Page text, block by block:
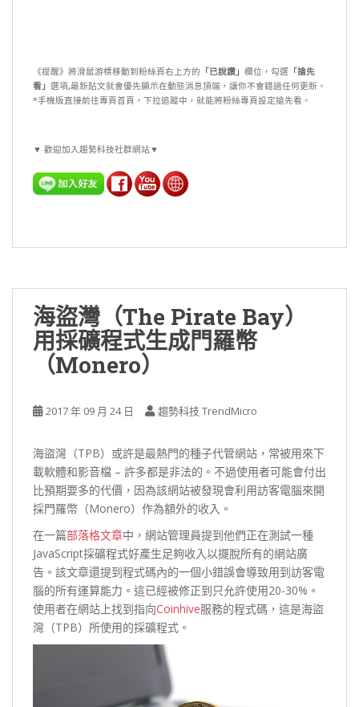
《提醒》將滑鼠游標移動到粉絲頁右上方的 「已說讚」 欄位，勾選 「搶先
看」 選項,最新貼文就會優先顯示在動態消息頂端，讓你不會錯過任何更新。
*手機版直接前往專頁首頁，下拉追蹤中，就能將粉絲專頁設定搶先看。
▼ 歡迎加入趨勢科技社群網站▼
海盜灣（The Pirate Bay）
用採礦程式生成門羅幣
（Monero）
2017 年 09 月 24 日 趨勢科技 TrendMicro
海盜灣（TPB）或許是最熱門的種子代管網站，常被用來下
載軟體和影音檔 – 許多都是非法的。不過使用者可能會付出
比預期要多的代價，因為該網站被發現會利用訪客電腦來開
採門羅幣（Monero）作為額外的收入。
在一篇部落格文章中，網站管理員提到他們正在測試一種
JavaScript採礦程式好產生足夠收入以擺脫所有的網站廣
告。該文章還提到程式碼內的一個小錯誤會導致用到訪客電
腦的所有運算能力。這已經被修正到只允許使用20-30%。
使用者在網站上找到指向Coinhive服務的程式碼，這是海盜
灣（TPB）所使用的採礦程式。